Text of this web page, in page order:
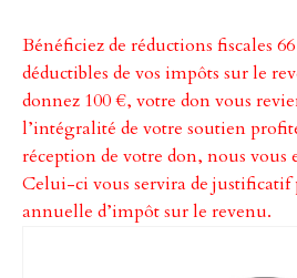
Bénéficiez de réductions fiscales
déductibles de vos impôts sur le
donnez 100 €, votre don vous
l’intégralité de votre soutien
réception de votre don, nous vous
Celui-ci vous servira de
annuelle d’impôt sur le revenu.